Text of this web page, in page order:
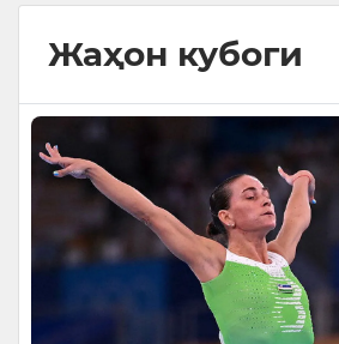
Жаҳон кубоги